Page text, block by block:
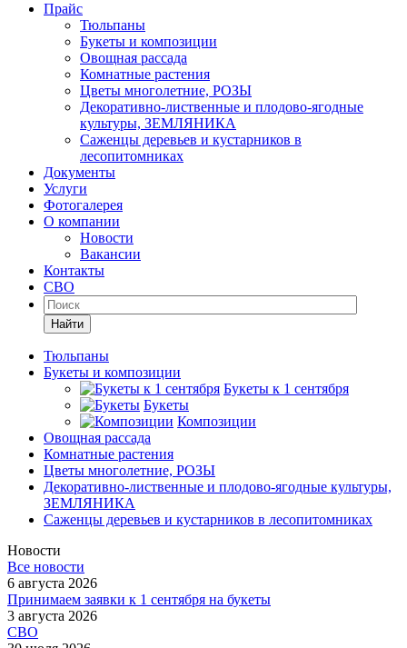
Прайс
Тюльпаны
Букеты и композиции
Овощная рассада
Комнатные растения
Цветы многолетние, РОЗЫ
Декоративно-лиственные и плодово-ягодные
культуры, ЗЕМЛЯНИКА
Саженцы деревьев и кустарников в
лесопитомниках
Документы
Услуги
Фотогалерея
О компании
Новости
Вакансии
Контакты
СВО
Найти
Тюльпаны
Букеты и композиции
Букеты к 1 сентября
Букеты
Композиции
Овощная рассада
Комнатные растения
Цветы многолетние, РОЗЫ
Декоративно-лиственные и плодово-ягодные культуры,
ЗЕМЛЯНИКА
Саженцы деревьев и кустарников в лесопитомниках
Новости
Все новости
6 августа 2026
Принимаем заявки к 1 сентября на букеты
3 августа 2026
СВО